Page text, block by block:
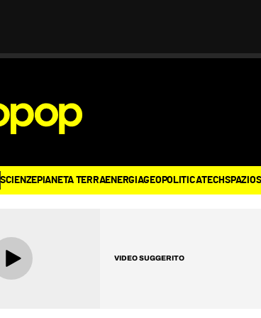
SCIENZEPIANETA TERRAENERGIAGEOPOLITICATECHSPAZIO
VIDEO SUGGERITO